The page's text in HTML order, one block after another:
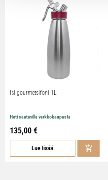
Isi gourmetsifoni 1L
Heti saatavilla verkkokaupasta
135,00 €
Lue lisää